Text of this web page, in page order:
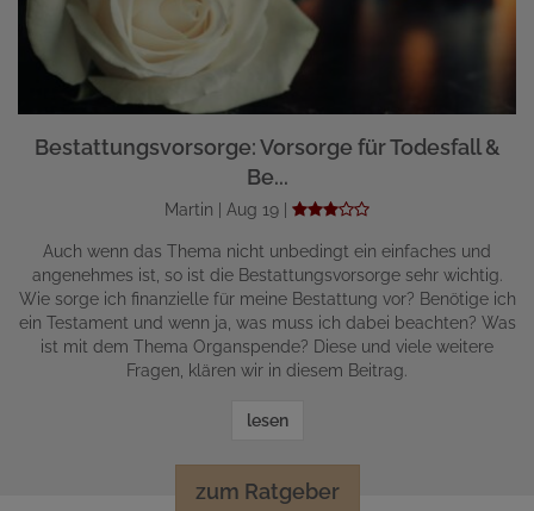
Bestattungsvorsorge: Vorsorge für Todesfall &
Be...
Martin | Aug 19 |
Auch wenn das Thema nicht unbedingt ein einfaches und
angenehmes ist, so ist die Bestattungsvorsorge sehr wichtig.
Wie sorge ich finanzielle für meine Bestattung vor? Benötige ich
ein Testament und wenn ja, was muss ich dabei beachten? Was
ist mit dem Thema Organspende? Diese und viele weitere
Fragen, klären wir in diesem Beitrag.
lesen
zum Ratgeber